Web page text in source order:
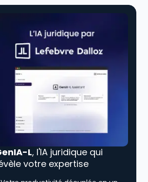
L, l'IA juridique qui
votre expertise